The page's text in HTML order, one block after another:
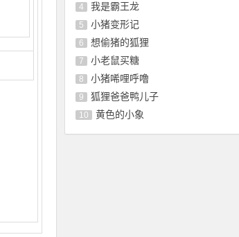
4 我是霸王龙
5 小猪变形记
6 想偷猪的狐狸
7 小老鼠买糖
8 小猪唏哩呼噜
9 狐狸爸爸鸭儿子
10 黄色的小象